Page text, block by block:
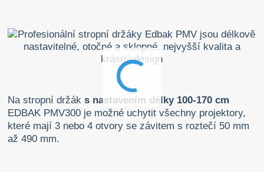
Na stropní držáks nastavením délky 100-170 cm
EDBAK PMV300 je možné uchytit všechny projektory,
které mají 3 nebo 4 otvory se závitem s roztečí 50 mm
až 490 mm.